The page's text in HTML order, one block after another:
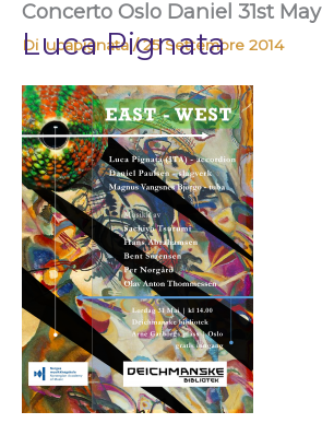
contenuto
Luca Pignata
Concerto Oslo Daniel 31st May
Di lucapignata /25 Settembre 2014